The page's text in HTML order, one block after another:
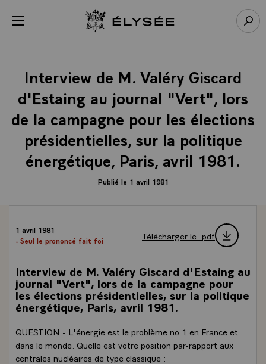
menu Retour à l’accueil Élysée
Interview de M. Valéry Giscard
d'Estaing au journal "Vert", lors
de la campagne pour les élections
présidentielles, sur la politique
énergétique, Paris, avril 1981.
Publié le 1 avril 1981
1 avril 1981
- Seul le prononcé fait foi
Télécharger le .pdf
Interview de M. Valéry Giscard d'Estaing au
journal "Vert", lors de la campagne pour
les élections présidentielles, sur la politique
énergétique, Paris, avril 1981.
QUESTION.- L'énergie est le problème no 1 en France et
dans le monde. Quelle est votre position par-rapport aux
centrales nucléaires de type classique :
Panneau de gestion des cookies